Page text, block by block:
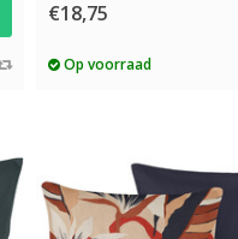
€18,75
Op voorraad